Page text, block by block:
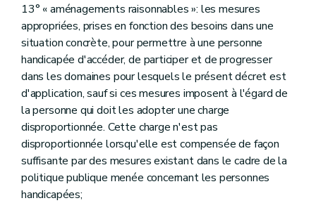
13° « aménagements raisonnables »: les mesures
appropriées, prises en fonction des besoins dans une
situation concrète, pour permettre à une personne
handicapée d'accéder, de participer et de progresser
dans les domaines pour lesquels le présent décret est
d'application, sauf si ces mesures imposent à l'égard de
la personne qui doit les adopter une charge
disproportionnée. Cette charge n'est pas
disproportionnée lorsqu'elle est compensée de façon
suffisante par des mesures existant dans le cadre de la
politique publique menée concernant les personnes
handicapées;